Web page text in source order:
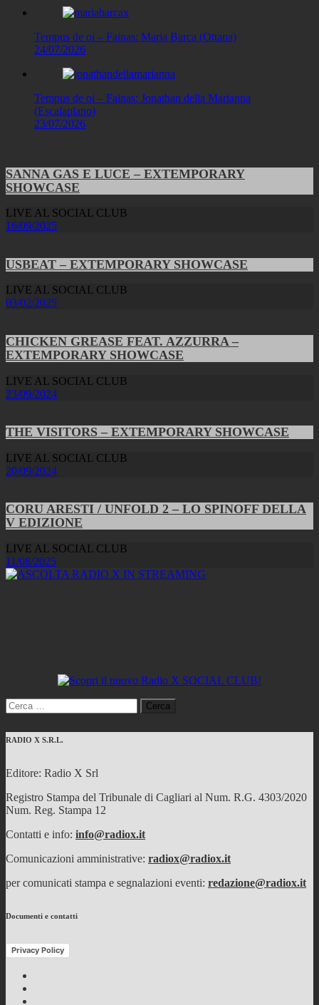
Tempus de oi – Fainas: Maria Barca (Ottana)
24/07/2026
Tempus de oi – Fainas: Jonathan della Marianna
(Escalaplano)
23/07/2026
SANNA GAS E LUCE – EXTEMPORARY
SHOWCASE
LIVE AL SOCIAL CLUB
16/09/2025
USBEAT – EXTEMPORARY SHOWCASE
LIVE AL SOCIAL CLUB
03/02/2025
CHICKEN GREASE FEAT. AZZURRA –
EXTEMPORARY SHOWCASE
LIVE AL SOCIAL CLUB
23/09/2024
THE VISITORS – EXTEMPORARY SHOWCASE
LIVE AL SOCIAL CLUB
20/09/2024
CORU ARESTI / UNFOLD 2 – LO SPINOFF DELLA
V EDIZIONE
LIVE AL SOCIAL CLUB
11/08/2025
Ricerca
per:
RADIO X S.R.L.
Editore: Radio X Srl
Registro Stampa del Tribunale di Cagliari al Num. R.G. 4303/2020
Num. Reg. Stampa 12
Contatti e info: info@radiox.it
Comunicazioni amministrative: radiox@radiox.it
per comunicati stampa e segnalazioni eventi: redazione@radiox.it
Documenti e contatti
Privacy Policy